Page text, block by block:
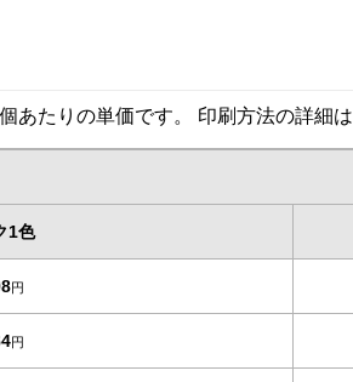
あたりの単価です。 印刷方法の詳細は
1色
円
円